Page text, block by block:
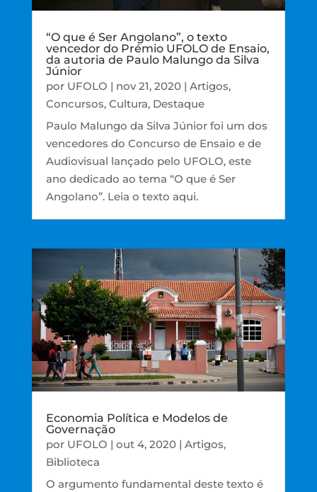
“O que é Ser Angolano”, o texto
vencedor do Prémio UFOLO de Ensaio,
da autoria de Paulo Malungo da Silva
Júnior
por UFOLO | nov 21, 2020| Artigos,
Concursos, Cultura, Destaque
Paulo Malungo da Silva Júnior foi um dos
vencedores do Concurso de Ensaio e de
Audiovisual lançado pelo UFOLO, este
ano dedicado ao tema “O que é Ser
Angolano”. Leia o texto aqui.
Economia Política e Modelos de
Governação
por UFOLO | out 4, 2020| Artigos,
Biblioteca
O argumento fundamental deste texto é